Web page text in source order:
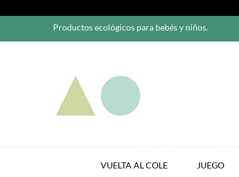
Productos ecológicos para bebés y niños.
VUELTA AL COLE JUEGO